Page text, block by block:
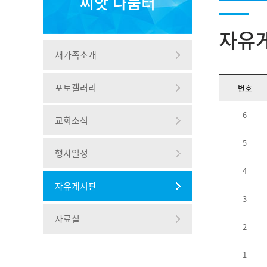
새가족소개
포토갤러리
교회소식
행사일정
자유게시판
자료실
자유
번호
6
5
4
3
2
1